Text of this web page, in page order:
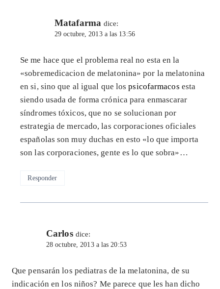
Matafarma dice:
29 octubre, 2013 a las 13:56
Se me hace que el problema real no esta en la
«sobremedicacion de melatonina» por la melatonina
en si, sino que al igual que lospsicofarmacos esta
siendo usada de forma crónica para enmascarar
síndromes tóxicos, que no se solucionan por
estrategia de mercado, las corporaciones oficiales
españolas son muy duchas en esto «lo que importa
son las corporaciones, gente es lo que sobra»…
Responder
Carlos dice:
28 octubre, 2013 a las 20:53
Que pensarán los pediatras de la melatonina, de su
indicación en los niños? Me parece que les han dicho